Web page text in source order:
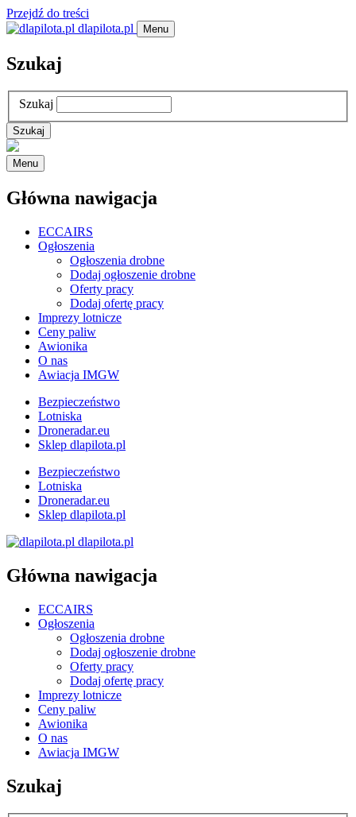
Przejdź do treści
dlapilota.pl
Menu
Szukaj
Szukaj
Menu
Główna nawigacja
ECCAIRS
Ogłoszenia
Ogłoszenia drobne
Dodaj ogłoszenie drobne
Oferty pracy
Dodaj ofertę pracy
Imprezy lotnicze
Ceny paliw
Awionika
O nas
Awiacja IMGW
Bezpieczeństwo
Lotniska
Droneradar.eu
Sklep dlapilota.pl
Bezpieczeństwo
Lotniska
Droneradar.eu
Sklep dlapilota.pl
dlapilota.pl
Główna nawigacja
ECCAIRS
Ogłoszenia
Ogłoszenia drobne
Dodaj ogłoszenie drobne
Oferty pracy
Dodaj ofertę pracy
Imprezy lotnicze
Ceny paliw
Awionika
O nas
Awiacja IMGW
Szukaj